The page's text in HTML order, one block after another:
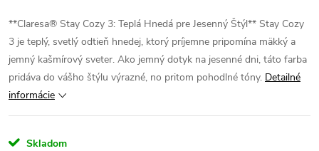
**Claresa® Stay Cozy 3: Teplá Hnedá pre Jesenný Štýl** Stay Cozy
3 je teplý, svetlý odtieň hnedej, ktorý príjemne pripomína mäkký a
jemný kašmírový sveter. Ako jemný dotyk na jesenné dni, táto farba
pridáva do vášho štýlu výrazné, no pritom pohodlné tóny. Detailné
informácie
Skladom